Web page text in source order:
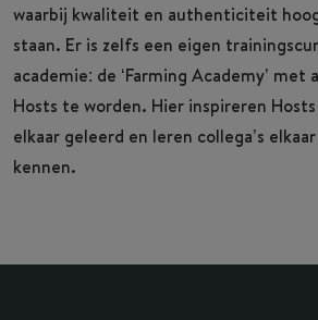
waarbij kwaliteit en authenticiteit
staan. Er is zelfs een eigen
academie: de ‘Farming Academy’ met
Hosts te worden. Hier inspireren
elkaar geleerd en leren collega’s
kennen.